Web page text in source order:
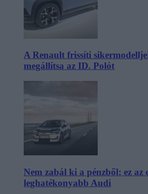
A Renault frissíti
megállítsa az ID. Polót
Nem zabál ki a pénzből: ez az
leghatékonyabb Audi